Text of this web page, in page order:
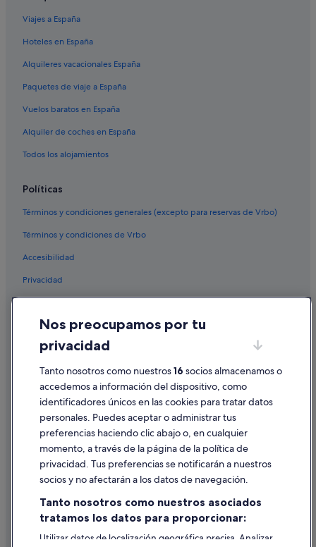
Casas privadas de vacaciones en Vigo
Hoteles con spa en Santiago de Compostela
Cabañas en Noia
Centro histórico de La Coruña hoteles
Pensiones en O Barco de Valdeorras
Hoteles de 5 estrellas en Sanxenxo
Pensiones en As Pontes de García Rodríguez
Hoteles con spa en Vigo
Pensiones en Betanzos
Pensiones en Viveiro
Paradores hoteles en Mondoñedo
Pensiones en Portomarín
Pontevedra hoteles
Pensiones en Vilagarcía de Arousa
Vigo hoteles
Cabañas en Aldán
Albergues en O Pedrouzo
Ourense hoteles
Moteles en Vilagarcía de Arousa
Campings de caravanas en Vigo
Pensiones en A Cañiza
Pensiones en Sada
Viajes a España
Hoteles en España
Alquileres vacacionales España
Paquetes de viaje a España
Vuelos baratos en España
Alquiler de coches en España
Todos los alojamientos
Políticas
Términos y condiciones generales (excepto para reservas de Vrbo)
Términos y condiciones de Vrbo
Accesibilidad
Privacidad
Condiciones de uso
Información legal/contacto
Pautas sobre el contenido y cómo denunciar contenido
Ayuda
Cancelar un vuelo
Cancelar una reserva de hotel o de un alquiler vacacional
Plazos de reembolso
Utilizar un cupón de Expedia
Documentos para viajes internacionales
Nos preocupamos por tu
privacidad
Tanto nosotros como nuestros16 socios almacenamos o
accedemos a información del dispositivo, como
identificadores únicos en las cookies para tratar datos
personales. Puedes aceptar o administrar tus
preferencias haciendo clic abajo o, en cualquier
momento, a través de la página de la política de
privacidad. Tus preferencias se notificarán a nuestros
socios y no afectarán a los datos de navegación.
Tanto nosotros como nuestros asociados
tratamos los datos para proporcionar:
Utilizar datos de localización geográfica precisa. Analizar